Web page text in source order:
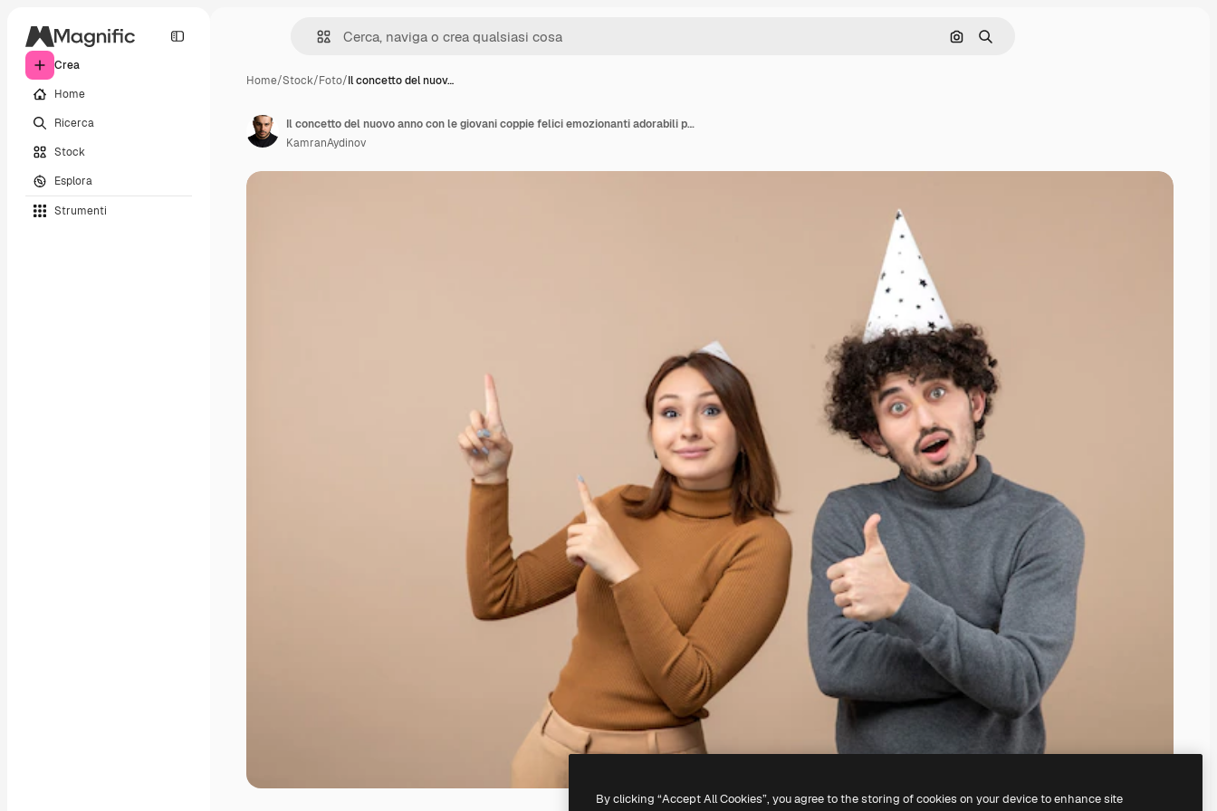
Crea
Home
Ricerca
Stock
Esplora
Strumenti
Cerca per immagine
Ricerca
Home/Stock/Foto/Il concetto del nuov…
Il concetto del nuovo anno con le giovani coppie felici emozionanti adorabili porta il cappello del nuovo anno sull'immagine di riserva grigia
KamranAydinov
By clicking “Accept All Cookies”, you agree to the storing of cookies on your device to enhance site